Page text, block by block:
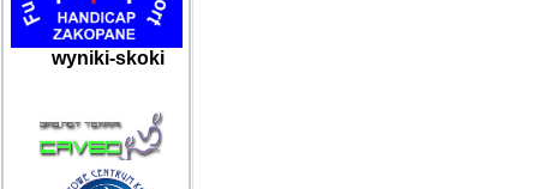
wyniki-skoki